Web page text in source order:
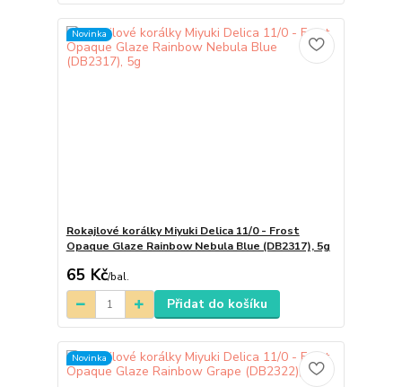
Novinka
Rokajlové korálky Miyuki Delica 11/0 - Frost
Opaque Glaze Rainbow Nebula Blue (DB2317), 5g
65 Kč/bal.
Přidat do košíku
Novinka